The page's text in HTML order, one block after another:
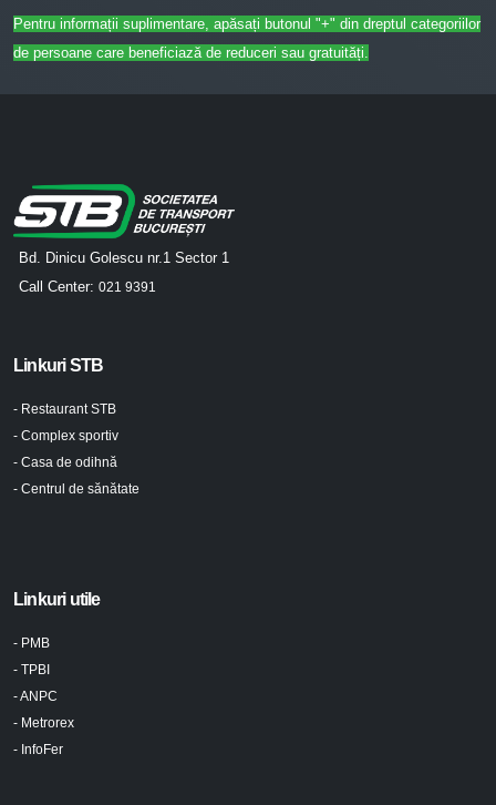
Pentru informații suplimentare, apăsați butonul "+" din dreptul categoriilor
de persoane care beneficiază de reduceri sau gratuități.
Bd. Dinicu Golescu nr.1 Sector 1
Call Center: 021 9391
Linkuri STB
- Restaurant STB
- Complex sportiv
- Casa de odihnă
- Centrul de sănătate
Linkuri utile
- PMB
- TPBI
- ANPC
- Metrorex
- InfoFer